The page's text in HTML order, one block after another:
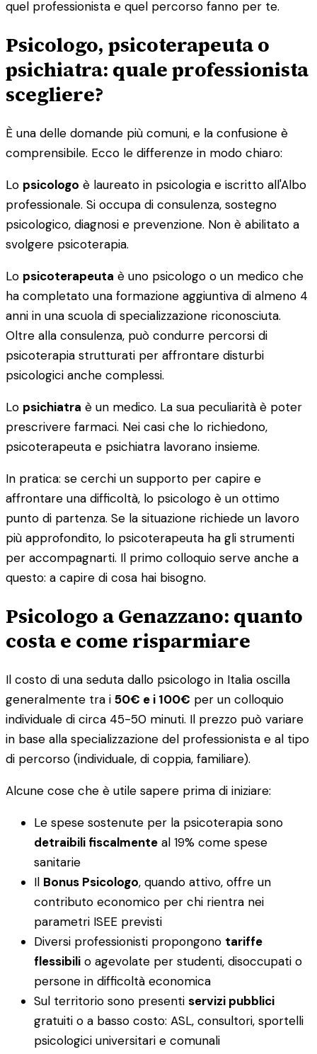
quel professionista e quel percorso fanno per te.
Psicologo, psicoterapeuta o
psichiatra: quale professionista
scegliere?
È una delle domande più comuni, e la confusione è
comprensibile. Ecco le differenze in modo chiaro:
Lo psicologo è laureato in psicologia e iscritto all'Albo
professionale. Si occupa di consulenza, sostegno
psicologico, diagnosi e prevenzione. Non è abilitato a
svolgere psicoterapia.
Lo psicoterapeuta è uno psicologo o un medico che
ha completato una formazione aggiuntiva di almeno 4
anni in una scuola di specializzazione riconosciuta.
Oltre alla consulenza, può condurre percorsi di
psicoterapia strutturati per affrontare disturbi
psicologici anche complessi.
Lo psichiatra è un medico. La sua peculiarità è poter
prescrivere farmaci. Nei casi che lo richiedono,
psicoterapeuta e psichiatra lavorano insieme.
In pratica: se cerchi un supporto per capire e
affrontare una difficoltà, lo psicologo è un ottimo
punto di partenza. Se la situazione richiede un lavoro
più approfondito, lo psicoterapeuta ha gli strumenti
per accompagnarti. Il primo colloquio serve anche a
questo: a capire di cosa hai bisogno.
Psicologo a Genazzano: quanto
costa e come risparmiare
Il costo di una seduta dallo psicologo in Italia oscilla
generalmente tra i 50€ e i 100€ per un colloquio
individuale di circa 45-50 minuti. Il prezzo può variare
in base alla specializzazione del professionista e al tipo
di percorso (individuale, di coppia, familiare).
Alcune cose che è utile sapere prima di iniziare:
Le spese sostenute per la psicoterapia sono
detraibili fiscalmente al 19% come spese
sanitarie
Il Bonus Psicologo, quando attivo, offre un
contributo economico per chi rientra nei
parametri ISEE previsti
Diversi professionisti propongono tariffe
flessibili o agevolate per studenti, disoccupati o
persone in difficoltà economica
Sul territorio sono presenti servizi pubblici
gratuiti o a basso costo: ASL, consultori, sportelli
psicologici universitari e comunali